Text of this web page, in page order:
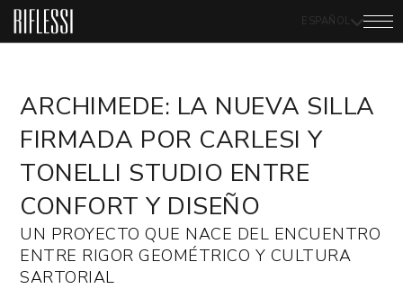
ESPAÑOL
ARCHIMEDE: LA NUEVA SILLA
FIRMADA POR CARLESI Y
TONELLI STUDIO ENTRE
CONFORT Y DISEÑO
UN PROYECTO QUE NACE DEL ENCUENTRO
ENTRE RIGOR GEOMÉTRICO Y CULTURA
SARTORIAL